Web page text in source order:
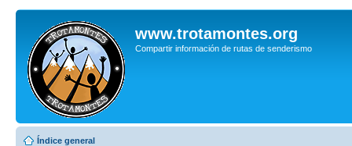
www.trotamontes.org
Compartir información de rutas de senderismo
Índice general